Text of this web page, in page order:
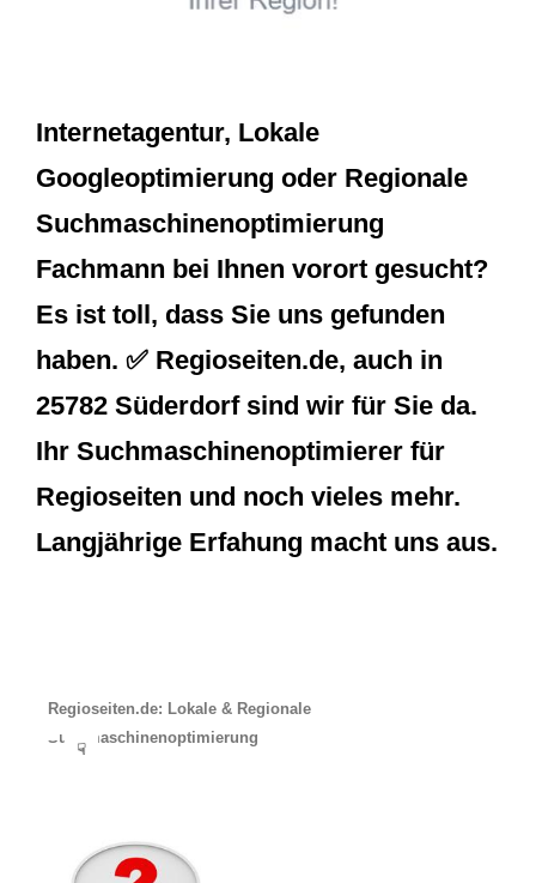
Internetagentur, Lokale
Googleoptimierung oder Regionale
Suchmaschinenoptimierung
Fachmann bei Ihnen vorort gesucht?
Es ist toll, dass Sie uns gefunden
haben. ✅ Regioseiten.de, auch in
25782 Süderdorf sind wir für Sie da.
Ihr Suchmaschinenoptimierer für
Regioseiten und noch vieles mehr.
Langjährige Erfahung macht uns aus.
Regioseiten.de: Lokale & Regionale
Suchmaschinenoptimierung
☟